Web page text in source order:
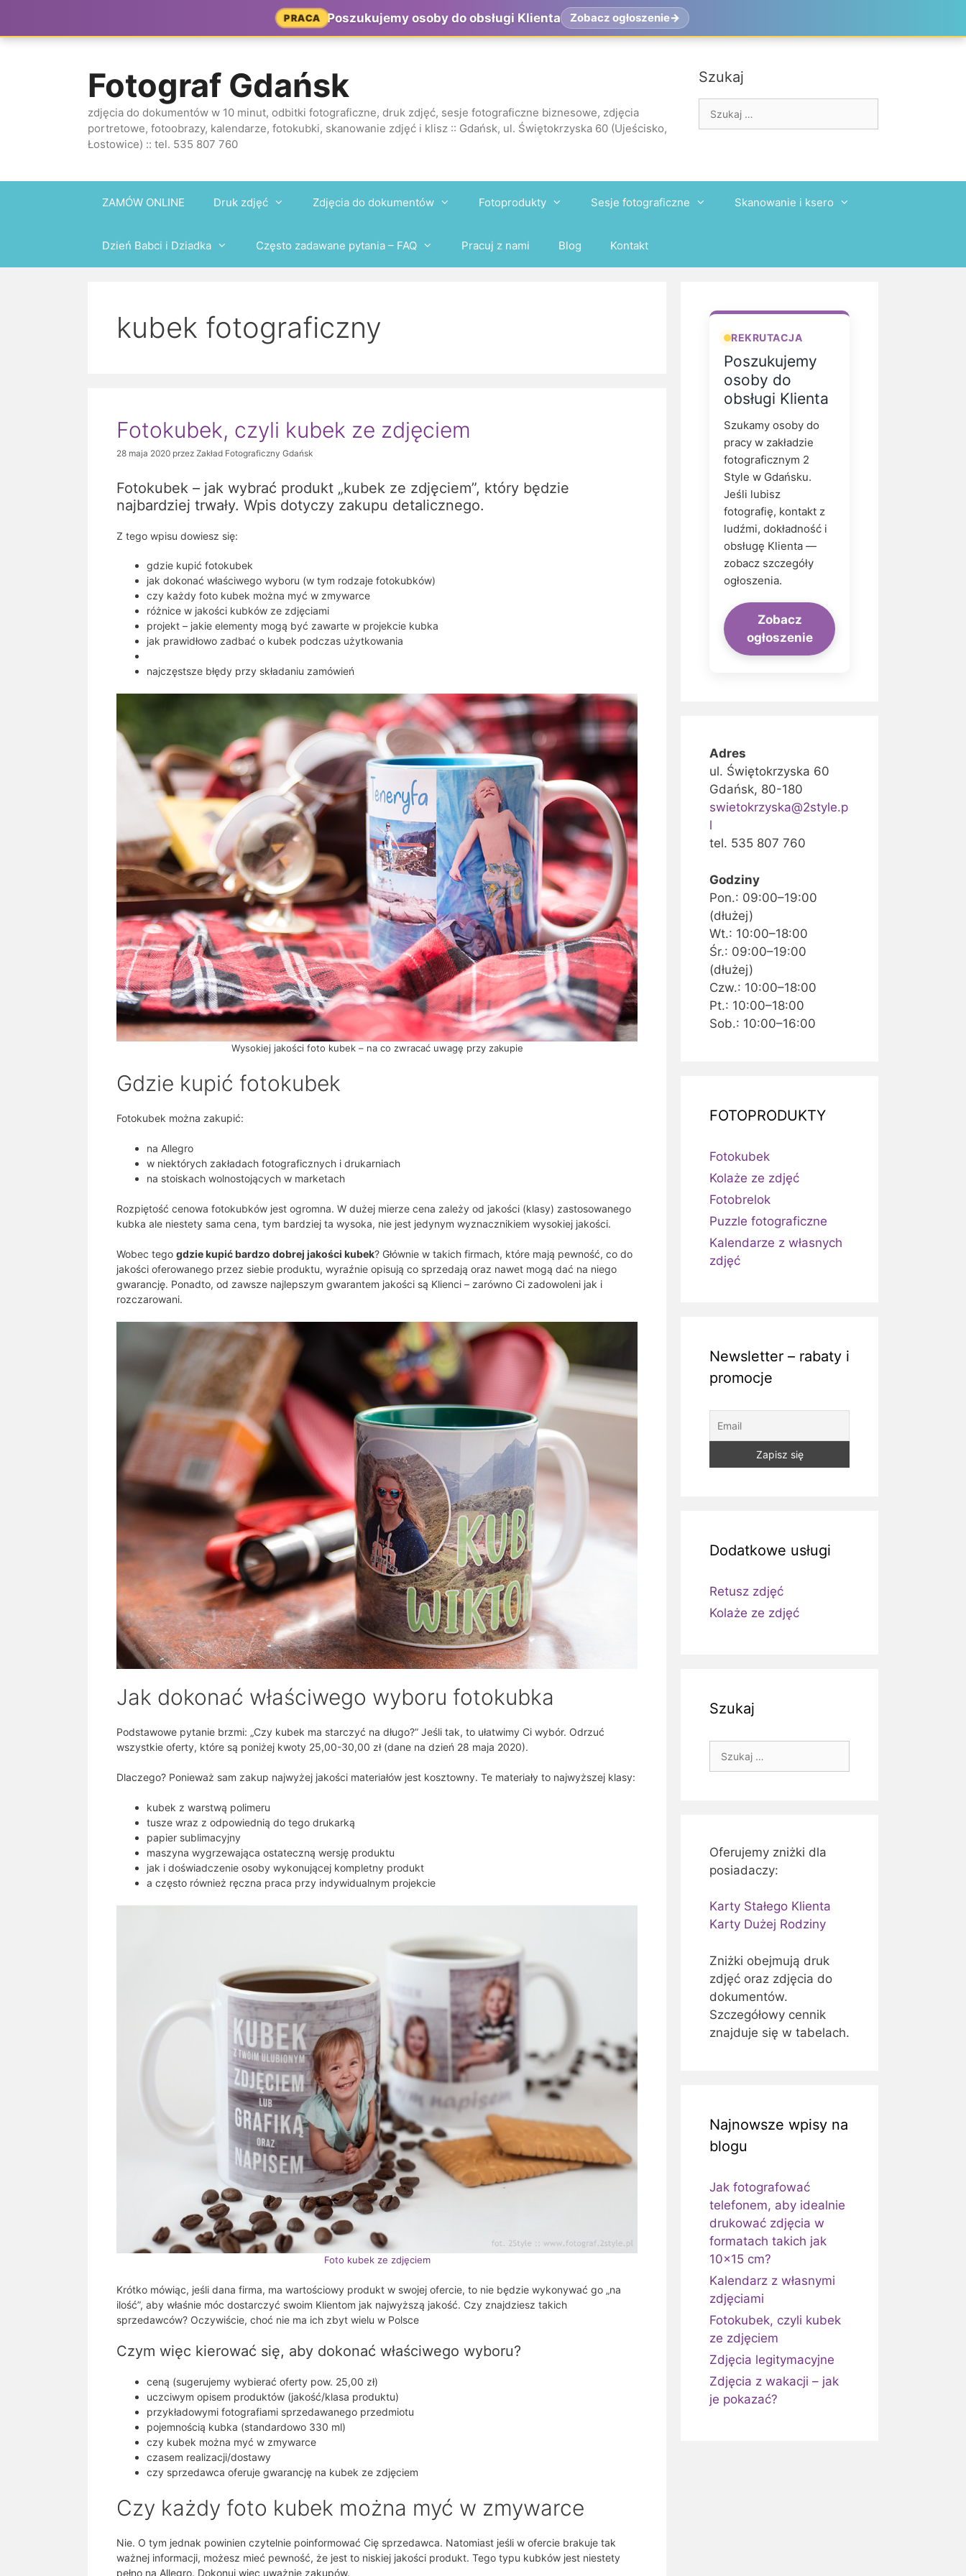
treści
PRACA Poszukujemy osoby do obsługi Klienta Zobacz ogłoszenie
Szukaj
Fotograf Gdańsk
zdjęcia do dokumentów w 10 minut, odbitki fotograficzne, druk zdjęć, sesje fotograficzne biznesowe, zdjęcia
portretowe, fotoobrazy, kalendarze, fotokubki, skanowanie zdjęć i klisz :: Gdańsk, ul. Świętokrzyska 60 (Ujeścisko,
Łostowice) :: tel. 535 807 760
ZAMÓW ONLINE Druk zdjęć Zdjęcia do dokumentów Fotoprodukty Sesje fotograficzne Skanowanie i ksero
Dzień Babci i Dziadka Często zadawane pytania – FAQ Pracuj z nami Blog Kontakt
kubek fotograficzny
Fotokubek, czyli kubek ze zdjęciem
28 maja 2020 przez Zakład Fotograficzny Gdańsk
Fotokubek – jak wybrać produkt „kubek ze zdjęciem”, który będzie
najbardziej trwały. Wpis dotyczy zakupu detalicznego.
Z tego wpisu dowiesz się:
gdzie kupić fotokubek
jak dokonać właściwego wyboru (w tym rodzaje fotokubków)
czy każdy foto kubek można myć w zmywarce
różnice w jakości kubków ze zdjęciami
projekt – jakie elementy mogą być zawarte w projekcie kubka
jak prawidłowo zadbać o kubek podczas użytkowania
najczęstsze błędy przy składaniu zamówień
Wysokiej jakości foto kubek – na co zwracać uwagę przy zakupie
Gdzie kupić fotokubek
Fotokubek można zakupić:
na Allegro
w niektórych zakładach fotograficznych i drukarniach
na stoiskach wolnostojących w marketach
Rozpiętość cenowa fotokubków jest ogromna. W dużej mierze cena zależy od jakości (klasy) zastosowanego
kubka ale niestety sama cena, tym bardziej ta wysoka, nie jest jedynym wyznacznikiem wysokiej jakości.
Wobec tego gdzie kupić bardzo dobrej jakości kubek? Głównie w takich firmach, które mają pewność, co do
jakości oferowanego przez siebie produktu, wyraźnie opisują co sprzedają oraz nawet mogą dać na niego
gwarancję. Ponadto, od zawsze najlepszym gwarantem jakości są Klienci – zarówno Ci zadowoleni jak i
rozczarowani.
Jak dokonać właściwego wyboru fotokubka
Podstawowe pytanie brzmi: „Czy kubek ma starczyć na długo?” Jeśli tak, to ułatwimy Ci wybór. Odrzuć
wszystkie oferty, które są poniżej kwoty 25,00-30,00 zł (dane na dzień 28 maja 2020).
Dlaczego? Ponieważ sam zakup najwyżej jakości materiałów jest kosztowny. Te materiały to najwyższej klasy:
kubek z warstwą polimeru
tusze wraz z odpowiednią do tego drukarką
papier sublimacyjny
maszyna wygrzewająca ostateczną wersję produktu
jak i doświadczenie osoby wykonującej kompletny produkt
a często również ręczna praca przy indywidualnym projekcie
Foto kubek ze zdjęciem
Krótko mówiąc, jeśli dana firma, ma wartościowy produkt w swojej ofercie, to nie będzie wykonywać go „na
ilość”, aby właśnie móc dostarczyć swoim Klientom jak najwyższą jakość. Czy znajdziesz takich
sprzedawców? Oczywiście, choć nie ma ich zbyt wielu w Polsce
Czym więc kierować się, aby dokonać właściwego wyboru?
ceną (sugerujemy wybierać oferty pow. 25,00 zł)
uczciwym opisem produktów (jakość/klasa produktu)
przykładowymi fotografiami sprzedawanego przedmiotu
pojemnością kubka (standardowo 330 ml)
czy kubek można myć w zmywarce
czasem realizacji/dostawy
czy sprzedawca oferuje gwarancję na kubek ze zdjęciem
Czy każdy foto kubek można myć w zmywarce
Nie. O tym jednak powinien czytelnie poinformować Cię sprzedawca. Natomiast jeśli w ofercie brakuje tak
ważnej informacji, możesz mieć pewność, że jest to niskiej jakości produkt. Tego typu kubków jest niestety
pełno na Allegro. Dokonuj więc uważnie zakupów.
REKRUTACJA
Poszukujemy
osoby do
obsługi Klienta
Szukamy osoby do
pracy w zakładzie
fotograficznym 2
Style w Gdańsku.
Jeśli lubisz
fotografię, kontakt z
ludźmi, dokładność i
obsługę Klienta —
zobacz szczegóły
ogłoszenia.
Zobacz
ogłoszenie
Adres
ul. Świętokrzyska 60
Gdańsk, 80-180
swietokrzyska@2style.p
l
tel. 535 807 760
Godziny
Pon.: 09:00–19:00
(dłużej)
Wt.: 10:00–18:00
Śr.: 09:00–19:00
(dłużej)
Czw.: 10:00–18:00
Pt.: 10:00–18:00
Sob.: 10:00–16:00
FOTOPRODUKTY
Fotokubek
Kolaże ze zdjęć
Fotobrelok
Puzzle fotograficzne
Kalendarze z własnych
zdjęć
Newsletter – rabaty i
promocje
Dodatkowe usługi
Retusz zdjęć
Kolaże ze zdjęć
Szukaj
Oferujemy zniżki dla
posiadaczy:
Karty Stałego Klienta
Karty Dużej Rodziny
Zniżki obejmują druk
zdjęć oraz zdjęcia do
dokumentów.
Szczegółowy cennik
znajduje się w tabelach.
Najnowsze wpisy na
blogu
Jak fotografować
telefonem, aby idealnie
drukować zdjęcia w
formatach takich jak
10×15 cm?
Kalendarz z własnymi
zdjęciami
Fotokubek, czyli kubek
ze zdjęciem
Zdjęcia legitymacyjne
Zdjęcia z wakacji – jak
je pokazać?